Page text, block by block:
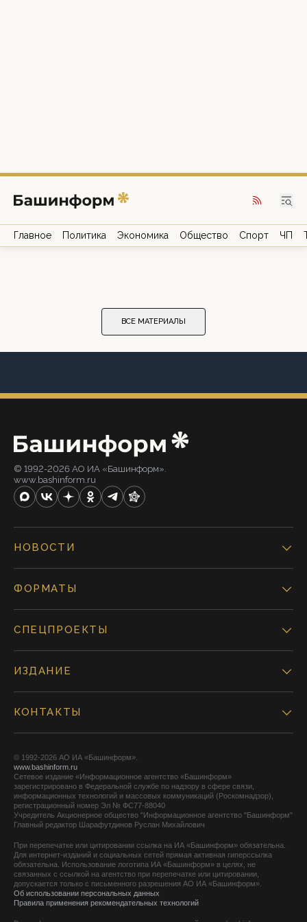
Главное Политика Экономика Общество Спорт ЧП
ВСЕ МАТЕРИАЛЫ
© 1992-2026 АО ИА «Башинформ».
www.bashinform.ru
НОВОСТИ
ФОРМАТЫ
СПЕЦПРОЕКТЫ
ИЗДАНИЕ
КОНТАКТЫ
© 1992-2026 АО ИА «Башинформ».
www.bashinform.ru
Сетевое издание «Информационное агентство «Башинформ»
зарегистрировано в Федеральной службе по надзору в сфере связи,
информационных технологий и массовых коммуникаций (Роскомнадзор),
регистрационный номер Эл № ФС77-88040
Учредитель Акционерное общество "Информационное агентство "Башинформ"
Главный редактор Шарафутдинов Руслан Михайлович
При перепечатке или цитировании ссылка на ИА «Башинформ» обязательна.
Для интернет-изданий и социальных сетей прямая активная гиперссылка
обязательна. Использование логотипа ИА «Башинформ» в целях, не
связанных с ссылкой на агентство при перепечатке или цитировании,
допускается только с письменного разрешения АО ИА «Башинформ».
Об использовании персональных данных
Правила применения рекомендательных технологий